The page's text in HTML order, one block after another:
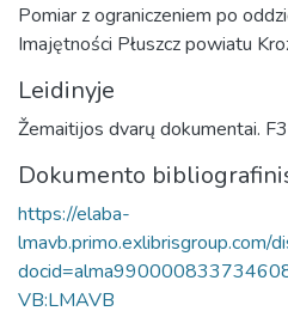
Pomiar z ograniczeniem po
Imajętności Płuszcz powiatu
Leidinyje
Žemaitijos dvarų dokumentai.
Dokumento
https://elaba-
lmavb.primo.exlibrisgroup.com/
VB:LMAVB